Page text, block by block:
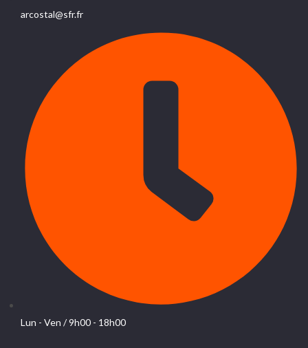
arcostal@sfr.fr
Lun - Ven / 9h00 - 18h00